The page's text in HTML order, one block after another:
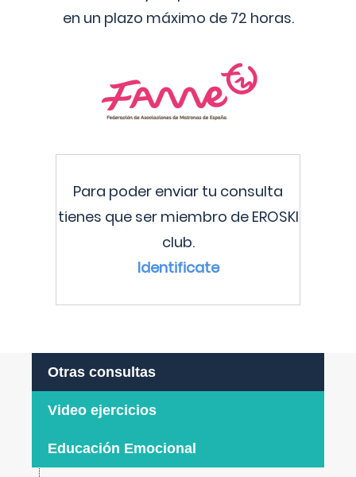
en un plazo máximo de 72 horas.
Para poder enviar tu consulta
tienes que ser miembro de EROSKI
club.
Identificate
Otras consultas
Video ejercicios
Educación Emocional